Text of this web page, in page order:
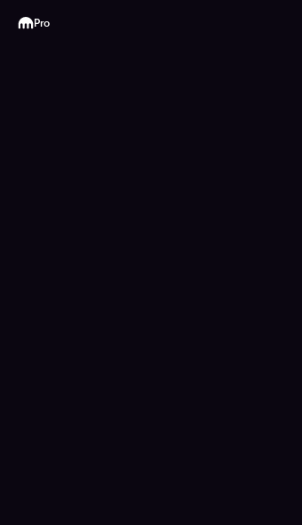
Kraken
Pro